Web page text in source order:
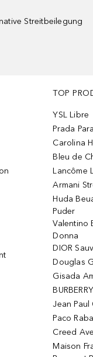
Streitbeilegung
TOP
YSL Libre
Prada
Carolina
Bleu de
Lancôme
Armani
Huda
Puder
Valentino
Donna
DIOR
Douglas
Gisada
Jean Paul
Paco
Creed
Maison